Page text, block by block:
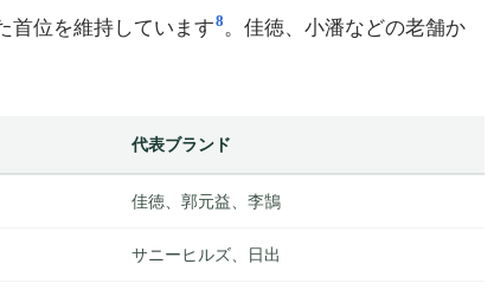
首位を維持しています8。佳徳、小潘などの老舗か
代表ブランド
佳徳、郭元益、李鵠
サニーヒルズ、日出